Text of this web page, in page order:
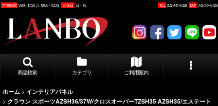
営業時間 9:00 - 17:30 (土10:00 - 15:00) 定休日 日・祝 TEL 072-447-6728 FAX 072-447-6729
商品検索 カテゴリ ご利用案内
ホーム > インテリアパネル
> クラウン スポーツAZSH36/37W/クロスオーバーTZSH35 AZSH35/エステート